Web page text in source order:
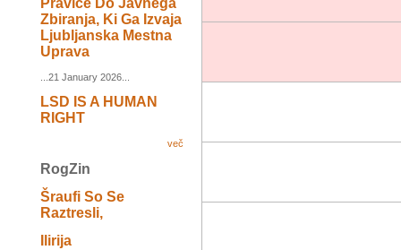
Zbiranja, Ki Ga Izvaja
Ljubljanska Mestna
Uprava
...21 January 2026...
LSD IS A HUMAN
RIGHT
več
RogZin
Šraufi So Se
Raztresli,
Ilirija